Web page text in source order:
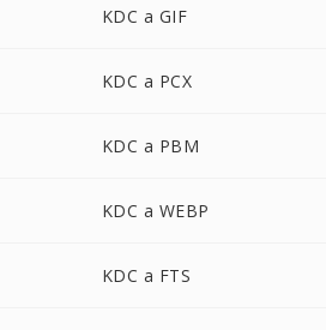
KDC a GIF
KDC a PCX
KDC a PBM
KDC a WEBP
KDC a FTS